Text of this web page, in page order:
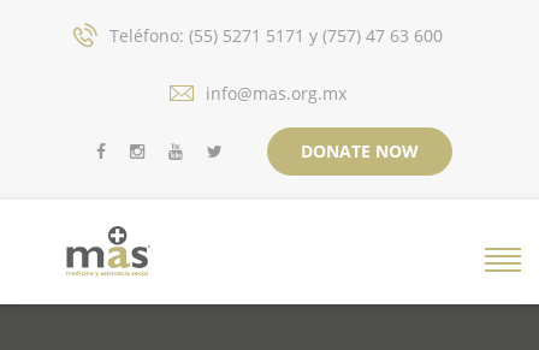
Teléfono: (55) 5271 5171 y (757) 47 63 600
info@mas.org.mx
DONATE NOW